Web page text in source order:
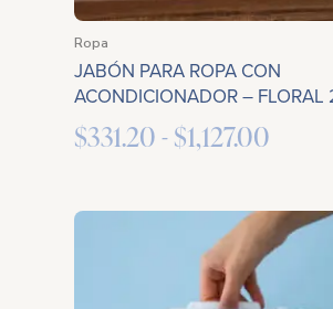
Ropa
JABÓN PARA ROPA CON
ACONDICIONADOR – FLORAL
$331.20-$1,127.00